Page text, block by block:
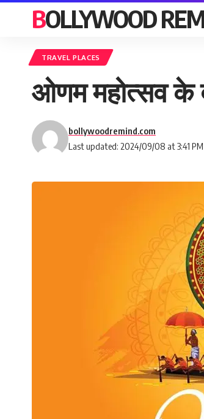
BOLLYWOOD
TRAVEL PLACES
ओणम महोत्सव के
Last updated: 2024/09/08 at 3:41 PM
bollywoodremind.com